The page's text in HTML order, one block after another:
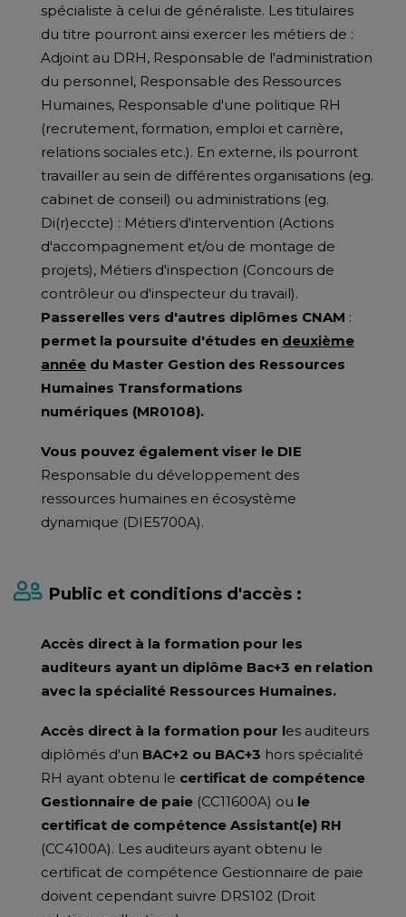
spécialiste à celui de généraliste. Les titulaires
du titre pourront ainsi exercer les métiers de :
Adjoint au DRH, Responsable de l'administration
du personnel, Responsable des Ressources
Humaines, Responsable d'une politique RH
(recrutement, formation, emploi et carrière,
relations sociales etc.). En externe, ils pourront
travailler au sein de différentes organisations (eg.
cabinet de conseil) ou administrations (eg.
Di(r)eccte) : Métiers d'intervention (Actions
d'accompagnement et/ou de montage de
projets), Métiers d'inspection (Concours de
contrôleur ou d'inspecteur du travail).
Passerelles vers d'autres diplômes CNAM :
permet la poursuite d'études en deuxième
année du Master Gestion des Ressources
Humaines Transformations
numériques (MR0108).
Vous pouvez également viser le DIE
Responsable du développement des
ressources humaines en écosystème
dynamique (DIE5700A).
Public et conditions d'accès :
Accès direct à la formation pour les
auditeurs ayant un diplôme Bac+3 en relation
avec la spécialité Ressources Humaines.
Accès direct à la formation pour les auditeurs
diplômés d'un BAC+2 ou BAC+3 hors spécialité
RH ayant obtenu le certificat de compétence
Gestionnaire de paie (CC11600A) ou le
certificat de compétence Assistant(e) RH
(CC4100A). Les auditeurs ayant obtenu le
certificat de compétence Gestionnaire de paie
doivent cependant suivre DRS102 (Droit